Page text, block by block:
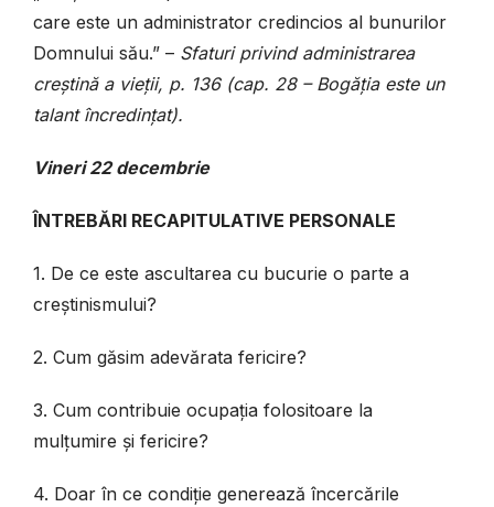
care este un administrator credincios al bunurilor
Domnului său.” – Sfaturi privind administrarea
creștină a vieții, p. 136 (cap. 28 – Bogăția este un
talant încredințat).
Vineri 22 decembrie
ÎNTREBĂRI RECAPITULATIVE PERSONALE
1. De ce este ascultarea cu bucurie o parte a
creștinismului?
2. Cum găsim adevărata fericire?
3. Cum contribuie ocupația folositoare la
mulțumire și fericire?
4. Doar în ce condiție generează încercările